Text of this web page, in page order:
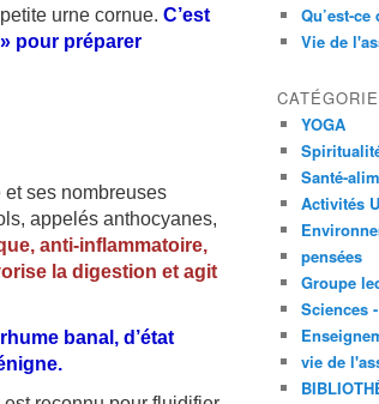
urne cornue. C’est
pour préparer
et ses nombreuses
appelés anthocyanes,
anti-inflammatoire,
la digestion et agit
banal, d’état
Qu’est-
Vie de
YOGA
Santé-
Activités
pensées
Groupe
Sciences
vie de